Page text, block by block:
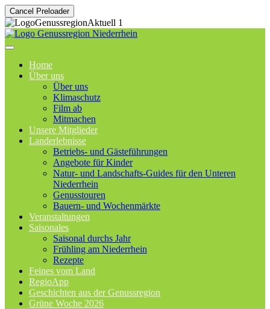
Cancel Preloader
Home
Über uns
Über uns
Klimaschutz
Film ab
Mitmachen
Unsere Mitglieder
Landerlebnisse
Betriebs- und Gästeführungen
Angebote für Kinder
Natur- und Landschafts-Guides für den Unteren
Niederrhein
Genusstouren
Bauern- und Wochenmärkte
Veranstaltungen
Saisonales
Saisonal durchs Jahr
Frühling am Niederrhein
Rezepte
Feines vom Land
RegioApp
Geschichten aus der Genussregion
Grüne Woche 2026